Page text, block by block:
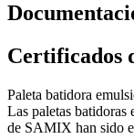
Certificados
Paleta batidora
Las paletas
de SAMIX han sido